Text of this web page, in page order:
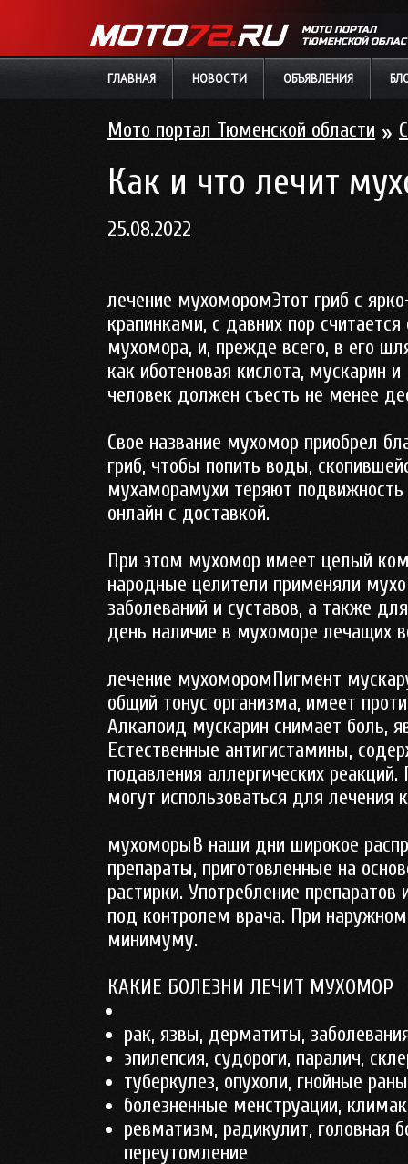
МОТО ПОРТАЛ
ТЮМЕНСКОЙ
ГЛАВНАЯ НОВОСТИ ОБЪЯВЛЕНИЯ
Мото портал Тюменской области »
Как и что лечит
25.08.2022
лечение мухоморомЭтот гриб с
крапинками, с давних пор
мухомора, и, прежде всего, в его
как иботеновая кислота, мускарин
человек должен съесть не менее
Свое название мухомор приобрел
гриб, чтобы попить воды,
мухаморамухи теряют
онлайн с доставкой.
При этом мухомор имеет целый
народные целители применяли
заболеваний и суставов, а также
день наличие в мухоморе лечащих
лечение мухоморомПигмент
общий тонус организма, имеет
Алкалоид мускарин снимает боль,
Естественные антигистамины,
подавления аллергических
могут использоваться для лечения
мухоморыВ наши дни широкое
препараты, приготовленные на
растирки. Употребление
под контролем врача. При
минимуму.
КАКИЕ БОЛЕЗНИ ЛЕЧИТ МУХОМОР
рак, язвы, дерматиты,
эпилепсия, судороги, паралич,
туберкулез, опухоли, гнойные
болезненные менструации,
ревматизм, радикулит, головная
переутомление